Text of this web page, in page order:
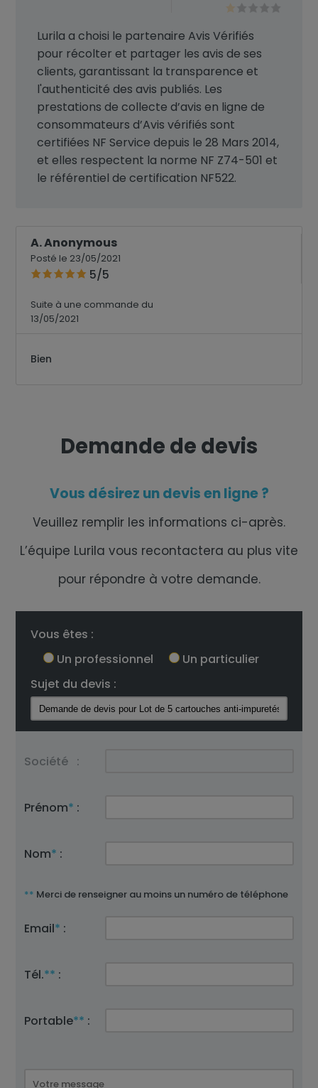
Lurila a choisi le partenaire Avis Vérifiés
pour récolter et partager les avis de ses
clients, garantissant la transparence et
l'authenticité des avis publiés. Les
prestations de collecte d’avis en ligne de
consommateurs d’Avis vérifiés sont
certifiées NF Service depuis le 28 Mars 2014,
et elles respectent la norme NF Z74-501 et
le référentiel de certification NF522.
A. Anonymous
Posté le 23/05/2021
5/5
Suite à une commande du
13/05/2021
Bien
Demande de devis
Vous désirez un devis en ligne ?
Veuillez remplir les informations ci-après.
L’équipe Lurila vous recontactera au plus vite
pour répondre à votre demande.
Vous êtes :
Un professionnel
Un particulier
Sujet du devis :
Société :
Prénom* :
Nom* :
** Merci de renseigner au moins un numéro de téléphone
Email* :
Tél.** :
Portable** :